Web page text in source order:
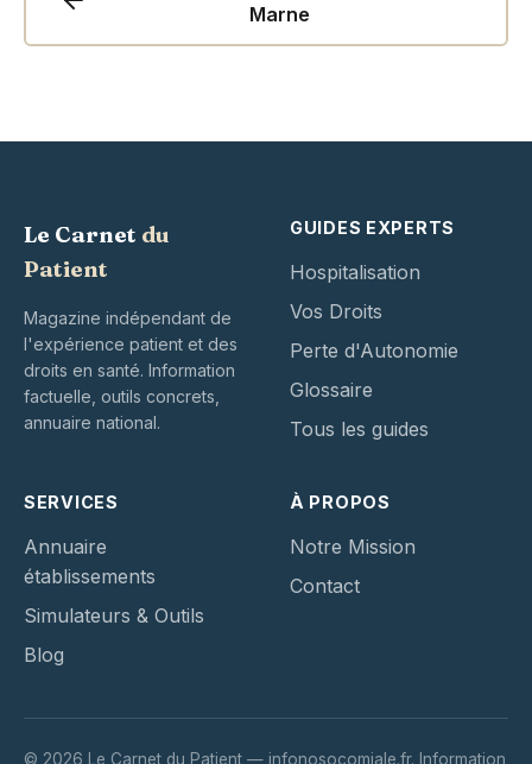
Marne
Le Carnet du
Patient
Magazine indépendant de
l'expérience patient et des
droits en santé. Information
factuelle, outils concrets,
annuaire national.
GUIDES EXPERTS
Hospitalisation
Vos Droits
Perte d'Autonomie
Glossaire
Tous les guides
SERVICES
Annuaire
établissements
Simulateurs & Outils
Blog
À PROPOS
Notre Mission
Contact
© 2026 Le Carnet du Patient — infonosocomiale.fr. Information